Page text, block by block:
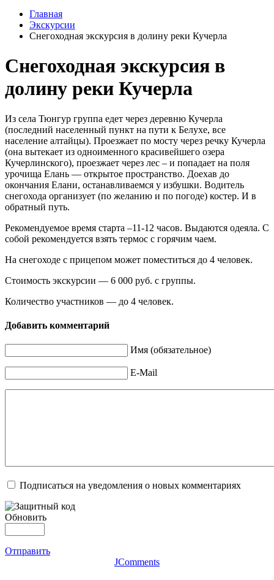
Главная
Экскурсии
Снегоходная экскурсия в долину реки Кучерла
Снегоходная экскурсия в
долину реки Кучерла
Из села Тюнгур группа едет через деревню Кучерла
(последний населенный пункт на пути к Белухе, все
население алтайцы). Проезжает по мосту через речку Кучерла
(она вытекает из одноименного красивейшего озера
Кучерлинского), проезжает через лес – и попадает на поля
урочища Елань — открытое пространство. Доехав до
окончания Елани, останавливаемся у избушки. Водитель
снегохода организует (по желанию и по погоде) костер. И в
обратный путь.
Рекомендуемое время старта –11-12 часов. Выдаются одеяла. С
собой рекомендуется взять термос с горячим чаем.
На снегоходе с прицепом может поместиться до 4 человек.
Стоимость экскурсии — 6 000 руб. с группы.
Количество участников — до 4 человек.
Добавить комментарий
Имя (обязательное)
E-Mail
Подписаться на уведомления о новых комментариях
Обновить
Отправить
JComments